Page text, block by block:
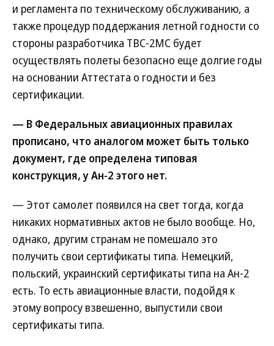
и регламента по техническому обслуживанию, а
также процедур поддержания летной годности со
стороны разработчика ТВС-2МС будет
осуществлять полеты безопасно еще долгие годы
на основании Аттестата о годности и без
сертификации.
— В Федеральных авиационных правилах
прописано, что аналогом может быть только
документ, где определена типовая
конструкция, у Ан-2 этого нет.
— Этот самолет появился на свет тогда, когда
никаких нормативных актов не было вообще. Но,
однако, другим странам не помешало это
получить свои сертификаты типа. Немецкий,
польский, украинский сертификаты типа на Ан-2
есть. То есть авиационные власти, подойдя к
этому вопросу взвешенно, выпустили свои
сертификаты типа.